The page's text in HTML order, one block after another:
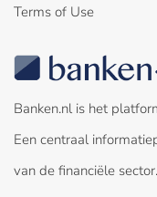
Terms of Use
Banken.nl is het
Een centraal
van de financiële sector.